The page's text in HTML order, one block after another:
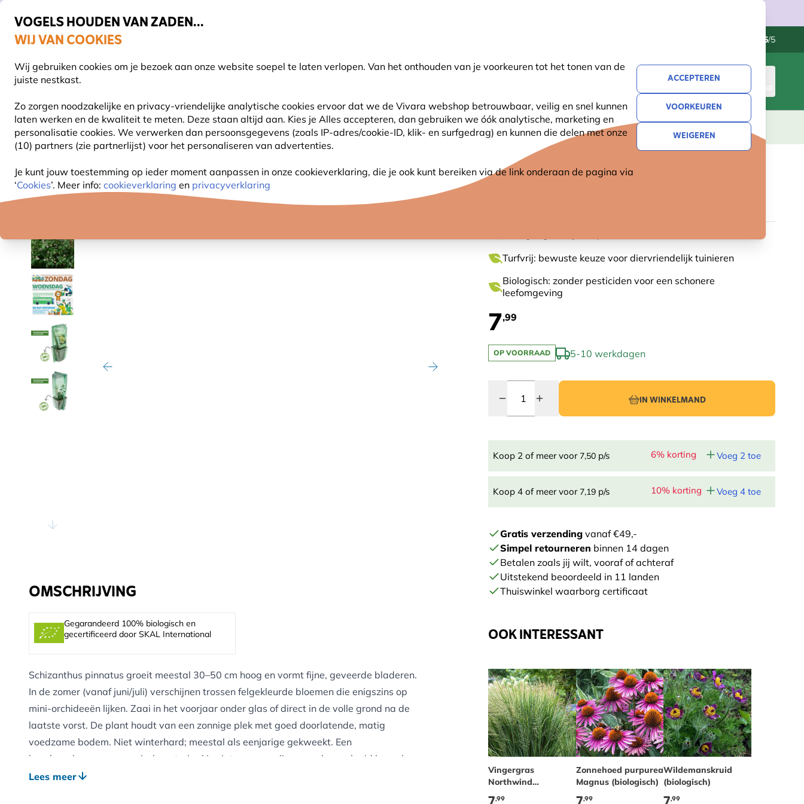
VOGELS HOUDEN VAN ZADEN...
WIJ VAN COOKIES
Wij gebruiken cookies om je bezoek aan onze website soepel te laten verlopen. Van het onthouden van je voorkeuren tot het tonen van de
juiste nestkast.
Zo zorgen noodzakelijke en privacy-vriendelijke analytische cookies ervoor dat we de Vivara webshop betrouwbaar, veilig en snel kunnen
laten werken en de kwaliteit te meten. Deze staan altijd aan. Kies je Alles accepteren, dan gebruiken we óók analytische, marketing en
personalisatie cookies. We verwerken dan persoonsgegevens (zoals IP-adres/cookie-ID, klik- en surfgedrag) en kunnen die delen met onze
(10) partners (zie partnerlijst) voor het personaliseren van advertenties.
Je kunt jouw toestemming op ieder moment aanpassen in onze cookieverklaring, die je ook kunt bereiken via de link onderaan de pagina via
‘Cookies’. Meer info: cookieverklaring en privacyverklaring
ACCEPTEREN
VOORKEUREN
WEIGEREN
Uitstekend beoordeeld in 11 landen
Gratis thuisbezorgd vanaf €49 4.5/5
Zoeken
WINKELMAND
VOGELVOER VOEDERSYSTEMEN VOGELHUISJES ANDERE DIEREN PLANTEN NATUURBELEVING CADEAUS NIEUW SALE
Turfvrij: bewuste keuze voor diervriendelijk tuinieren
Biologisch: zonder pesticiden voor een schonere
leefomgeving
7,99
OP VOORRAAD 5-10 werkdagen
IN WINKELMAND
Koop 2 of meer voor 7,50 p/s 6% korting Voeg 2 toe
Koop 4 of meer voor 7,19 p/s 10% korting Voeg 4 toe
Gratis verzending vanaf €49,-
Simpel retourneren binnen 14 dagen
Betalen zoals jij wilt, vooraf of achteraf
Uitstekend beoordeeld in 11 landen
Thuiswinkel waarborg certificaat
OOK INTERESSANT
Vingergras
Northwind
(biologisch)
,99
Zonnehoed purpurea
Magnus (biologisch)
,99
Wildemanskruid
(biologisch)
,99
OMSCHRIJVING
Gegarandeerd 100% biologisch en
gecertificeerd door SKAL International
Schizanthus pinnatus groeit meestal 30–50 cm hoog en vormt fijne, geveerde bladeren.
In de zomer (vanaf juni/juli) verschijnen trossen felgekleurde bloemen die enigszins op
mini-orchideeën lijken. Zaai in het voorjaar onder glas of direct in de volle grond na de
laatste vorst. De plant houdt van een zonnige plek met goed doorlatende, matig
voedzame bodem. Niet winterhard; meestal als eenjarige gekweekt. Een
beschermlaag van organisch materiaal is niet per se nodig, maar kan onkruid beperken
en vocht vasthouden. De exotische bloei produceert nectar waar bijen en vlinders op
Lees meer